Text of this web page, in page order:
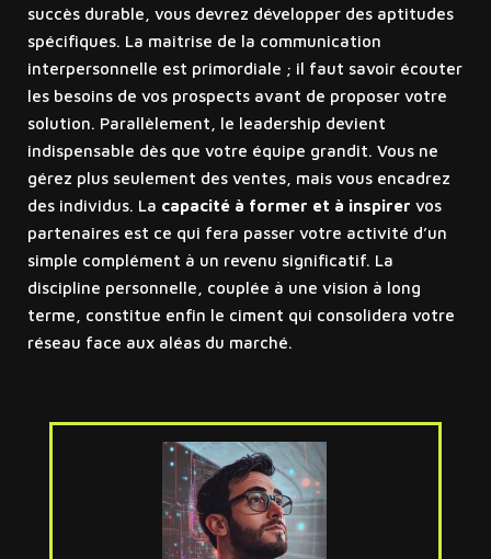
succès durable, vous devrez développer des aptitudes
spécifiques. La maîtrise de la communication
interpersonnelle est primordiale ; il faut savoir écouter
les besoins de vos prospects avant de proposer votre
solution. Parallèlement, le leadership devient
indispensable dès que votre équipe grandit. Vous ne
gérez plus seulement des ventes, mais vous encadrez
des individus. La capacité à former et à inspirer vos
partenaires est ce qui fera passer votre activité d’un
simple complément à un revenu significatif. La
discipline personnelle, couplée à une vision à long
terme, constitue enfin le ciment qui consolidera votre
réseau face aux aléas du marché.